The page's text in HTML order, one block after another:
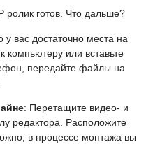
готов. Что дальше?
у вас достаточно места на
компьютеру или вставьте
передайте файлы на
: Перетащите видео- и
редактора. Расположите
в процессе монтажа вы